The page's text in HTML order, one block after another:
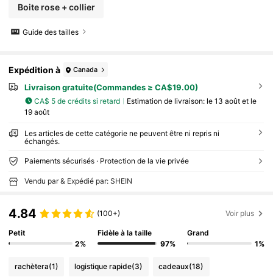
Boite rose + collier
Guide des tailles
Expédition à Canada
Livraison gratuite(Commandes ≥ CA$19.00)
CA$ 5 de crédits si retard Estimation de livraison: le 13 août et le
19 août
Les articles de cette catégorie ne peuvent être ni repris ni
échangés.
Paiements sécurisés · Protection de la vie privée
Vendu par & Expédié par: SHEIN
4.84 (100+) Voir plus
Petit
2%
Fidèle à la taille
97%
Grand
1%
rachètera(1) logistique rapide(3) cadeaux(18)